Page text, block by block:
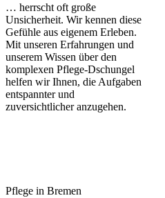
… herrscht oft große
Unsicherheit. Wir kennen diese
Gefühle aus eigenem Erleben.
Mit unseren Erfahrungen und
unserem Wissen über den
komplexen Pflege-Dschungel
helfen wir Ihnen, die Aufgaben
entspannter und
zuversichtlicher anzugehen.
Pflege in Bremen